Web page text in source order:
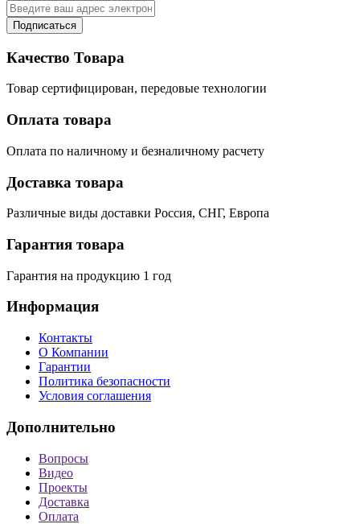
Подписаться
Качество Товара
Товар сертифицирован, передовые технологии
Оплата товара
Оплата по наличному и безналичному расчету
Доставка товара
Различные виды доставки Россия, СНГ, Европа
Гарантия товара
Гарантия на продукцию 1 год
Информация
Контакты
О Компании
Гарантии
Политика безопасности
Условия соглашения
Дополнительно
Вопросы
Видео
Проекты
Доставка
Оплата